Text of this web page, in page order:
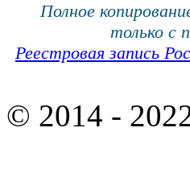
Полное
только с
Реестровая запись
© 2014 -